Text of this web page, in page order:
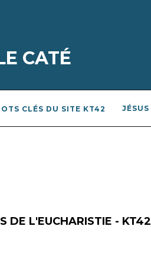
CATÉ
CLÉS DU SITE KT42 JÉSUS
DE L'EUCHARISTIE - KT42